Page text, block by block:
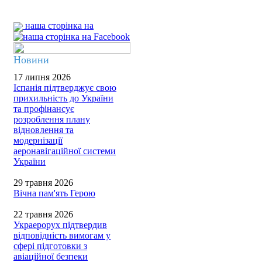
наша сторінка на
Новини
17 липня 2026
Іспанія підтверджує свою
прихильність до України
та профінансує
розроблення плану
відновлення та
модернізації
аеронавігаційної системи
України
29 травня 2026
Вічна пам'ять Герою
22 травня 2026
Украерорух підтвердив
відповідність вимогам у
сфері підготовки з
авіаційної безпеки